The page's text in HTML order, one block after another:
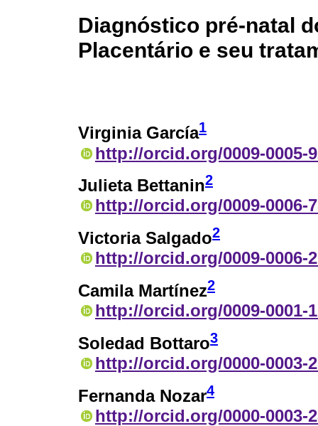
Diagnóstico pré-natal
Placentário e seu
Virginia García1
http://orcid.org/0009-0005-
Julieta Bettanin2
http://orcid.org/0009-0006-
Victoria Salgado2
http://orcid.org/0009-0006-
Camila Martínez2
http://orcid.org/0009-0001-
Soledad Bottaro3
http://orcid.org/0000-0003-
Fernanda Nozar4
http://orcid.org/0000-0003-